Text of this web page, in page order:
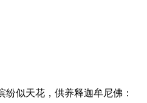
似天花，供养释迦牟尼佛：